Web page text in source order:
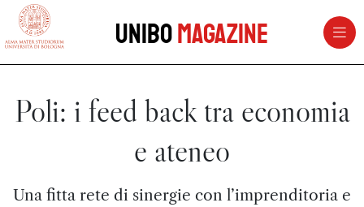
vai al contenuto della pagina
UniboMagazine
Poli: i feed back tra economia
e ateneo
Una fitta rete di sinergie con l’imprenditoria e